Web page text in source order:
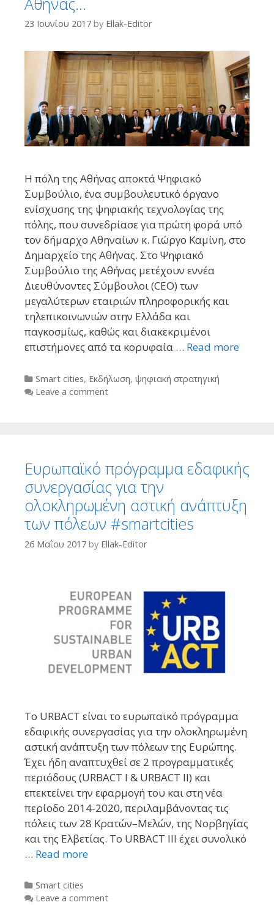
23 Ιουνίου 2017 by Ellak-Editor
Η πόλη της Αθήνας αποκτά Ψηφιακό
Συμβούλιο, ένα συμβουλευτικό όργανο
ενίσχυσης της ψηφιακής τεχνολογίας της
πόλης, που συνεδρίασε για πρώτη φορά υπό
τον δήμαρχο Αθηναίων κ. Γιώργο Καμίνη, στο
Δημαρχείο της Αθήνας. Στο Ψηφιακό
Συμβούλιο της Αθήνας μετέχουν εννέα
Διευθύνοντες Σύμβουλοι (CEO) των
μεγαλύτερων εταιριών πληροφορικής και
τηλεπικοινωνιών στην Ελλάδα και
παγκοσμίως, καθώς και διακεκριμένοι
επιστήμονες από τα κορυφαία … Read more
Categories
Smart cities, Εκδήλωση, ψηφιακή στρατηγική
Leave a comment
Ευρωπαϊκό πρόγραμμα εδαφικής
συνεργασίας για την
ολοκληρωμένη αστική ανάπτυξη
των πόλεων #smartcities
26 Μαΐου 2017 by Ellak-Editor
Το URBACT είναι το ευρωπαϊκό πρόγραμμα
εδαφικής συνεργασίας για την ολοκληρωμένη
αστική ανάπτυξη των πόλεων της Ευρώπης.
Έχει ήδη αναπτυχθεί σε 2 προγραμματικές
περιόδους (URBACT I & URBACT II) και
επεκτείνει την εφαρμογή του και στη νέα
περίοδο 2014-2020, περιλαμβάνοντας τις
πόλεις των 28 Κρατών–Μελών, της Νορβηγίας
και της Ελβετίας. Το URBACT ΙΙΙ έχει συνολικό
… Read more
Categories
Smart cities
Leave a comment